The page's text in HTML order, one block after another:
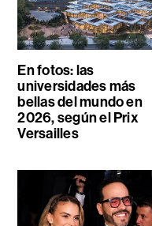
En fotos: las
universidades más
bellas del mundo en
2026, según el Prix
Versailles